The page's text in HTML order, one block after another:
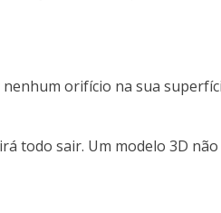
orifício na sua
todo sair. Um modelo 3D